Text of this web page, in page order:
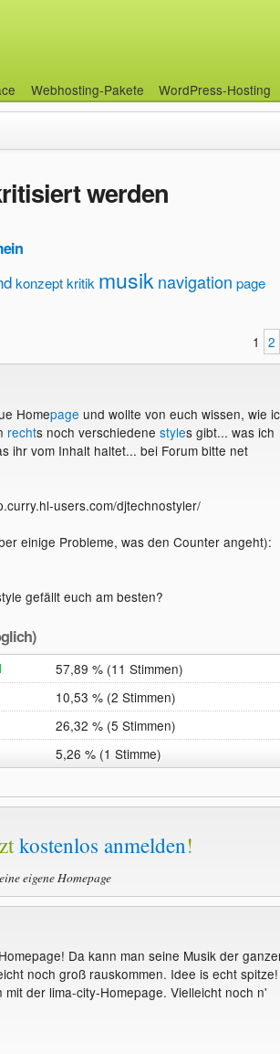
Webhosting-Pakete WordPress-Hosting
werden
konzeptkritik musiknavigation page
1 2
Homepage und wollte von euch wissen, wie
rechts noch verschiedene styles gibt... was ich
ihr vom Inhalt haltet... bei Forum bitte net
users.com/djtechnostyler/
einige Probleme, was den Counter angeht):
gefällt euch am besten?
57,89 % (11 Stimmen)
10,53 % (2 Stimmen)
26,32 % (5 Stimmen)
5,26 % (1 Stimme)
kostenlos anmelden!
eigene Homepage
Da kann man seine Musik der
noch groß rauskommen. Idee is echt spitze!
der lima-city-Homepage. Vielleicht noch n'